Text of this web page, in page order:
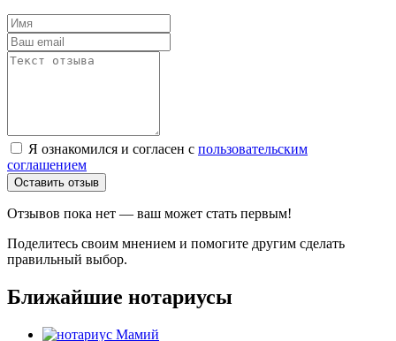
Я ознакомился и согласен с пользовательским
соглашением
Оставить отзыв
Отзывов пока нет — ваш может стать первым!
Поделитесь своим мнением и помогите другим сделать
правильный выбор.
Ближайшие нотариусы